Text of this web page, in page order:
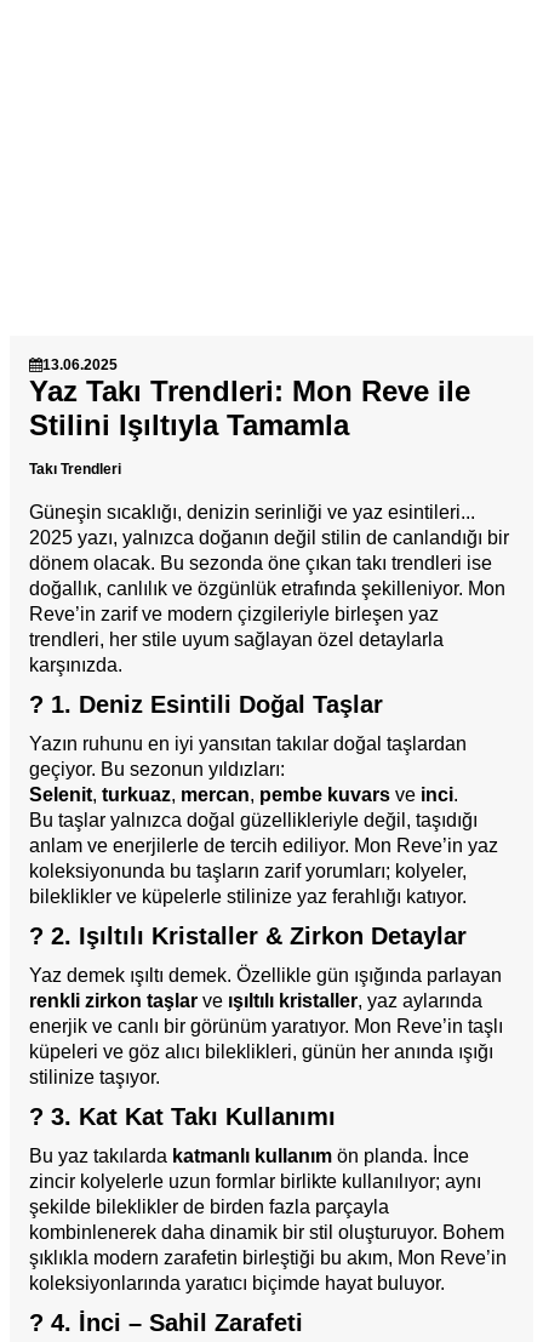
13.06.2025
Yaz Takı Trendleri: Mon Reve ile
Stilini Işıltıyla Tamamla
Takı Trendleri
Güneşin sıcaklığı, denizin serinliği ve yaz esintileri...
2025 yazı, yalnızca doğanın değil stilin de canlandığı bir
dönem olacak. Bu sezonda öne çıkan takı trendleri ise
doğallık, canlılık ve özgünlük etrafında şekilleniyor. Mon
Reve’in zarif ve modern çizgileriyle birleşen yaz
trendleri, her stile uyum sağlayan özel detaylarla
karşınızda.
? 1. Deniz Esintili Doğal Taşlar
Yazın ruhunu en iyi yansıtan takılar doğal taşlardan
geçiyor. Bu sezonun yıldızları:
Selenit, turkuaz, mercan, pembe kuvars ve inci.
Bu taşlar yalnızca doğal güzellikleriyle değil, taşıdığı
anlam ve enerjilerle de tercih ediliyor. Mon Reve’in yaz
koleksiyonunda bu taşların zarif yorumları; kolyeler,
bileklikler ve küpelerle stilinize yaz ferahlığı katıyor.
? 2. Işıltılı Kristaller & Zirkon Detaylar
Yaz demek ışıltı demek. Özellikle gün ışığında parlayan
renkli zirkon taşlar ve ışıltılı kristaller, yaz aylarında
enerjik ve canlı bir görünüm yaratıyor. Mon Reve’in taşlı
küpeleri ve göz alıcı bileklikleri, günün her anında ışığı
stilinize taşıyor.
? 3. Kat Kat Takı Kullanımı
Bu yaz takılarda katmanlı kullanım ön planda. İnce
zincir kolyelerle uzun formlar birlikte kullanılıyor; aynı
şekilde bileklikler de birden fazla parçayla
kombinlenerek daha dinamik bir stil oluşturuyor. Bohem
şıklıkla modern zarafetin birleştiği bu akım, Mon Reve’in
koleksiyonlarında yaratıcı biçimde hayat buluyor.
? 4. İnci – Sahil Zarafeti